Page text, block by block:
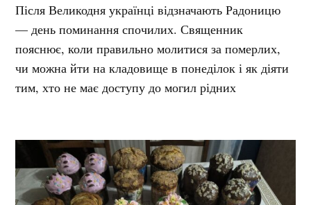
Після Великодня українці відзначають Радоницю
— день поминання спочилих. Священник
пояснює, коли правильно молитися за померлих,
чи можна йти на кладовище в понеділок і як діяти
тим, хто не має доступу до могил рідних